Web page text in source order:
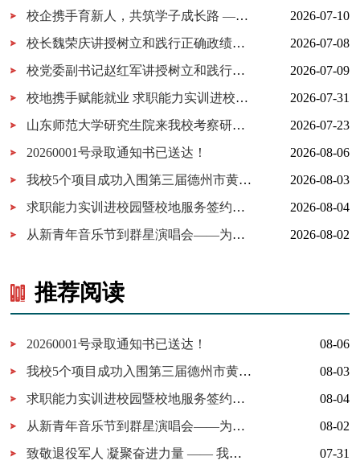
校企携手育新人，共筑学子成长路 ——百胜中国山东分公司来校交...
2026-07-10
校长魏荣庆讲授树立和践行正确政绩观学习教育专题党课
2026-07-08
校党委副书记赵红军讲授树立和践行正确政绩观学习教育专题党课
2026-07-09
校地携手赋能就业 求职能力实训进校园暨校地服务签约仪式在我校...
2026-07-31
山东师范大学研究生院来我校考察研究生实习实践基地建设
2026-07-23
20260001号录取通知书已送达！
2026-08-06
我校5个项目成功入围第三届德州市黄炎培职业教育创新创业大赛决...
2026-08-03
求职能力实训进校园暨校地服务签约仪式在我校举行
2026-08-04
从新青年音乐节到群星演唱会——为什么又是德工？
2026-08-02
推荐阅读
20260001号录取通知书已送达！
08-06
我校5个项目成功入围第三届德州市黄炎培职业教育创新创业大赛决赛
08-03
求职能力实训进校园暨校地服务签约仪式在我校举行
08-04
从新青年音乐节到群星演唱会——为什么又是德工？
08-02
致敬退役军人 凝聚奋进力量 —— 我校开展 “八一建军节” 拥军茶话会
07-31